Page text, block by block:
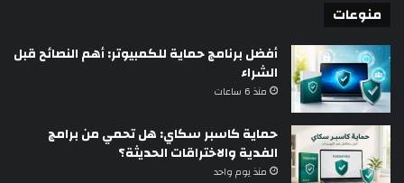
منوعات
أفضل برنامج حماية للكمبيوتر: أهم النصائح قبل
الشراء
منذ 6 ساعات
حماية كاسبر سكاي: هل تحمي من برامج
الفدية والاختراقات الحديثة؟
منذ يوم واحد